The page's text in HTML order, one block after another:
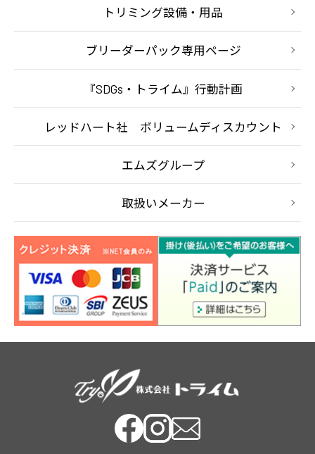
トリミング設備・用品
ブリーダーパック専用ページ
『SDGs・トライム』行動計画
レッドハート社 ボリュームディスカウント
エムズグループ
取扱いメーカー